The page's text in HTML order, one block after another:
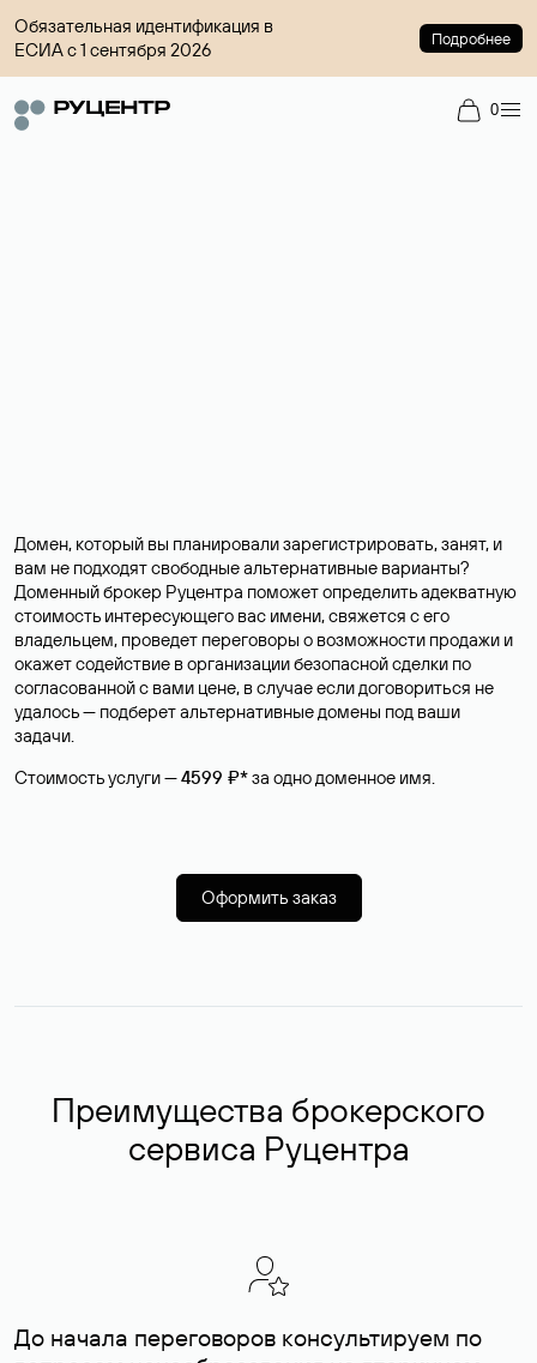
Обязательная идентификация в
ЕСИА с 1 сентября 2026
Подробнее
0
Домен, который вы планировали зарегистрировать, занят, и
вам не подходят свободные альтернативные варианты?
Доменный брокер Руцентра поможет определить адекватную
стоимость интересующего вас имени, свяжется с его
владельцем, проведет переговоры о возможности продажи и
окажет содействие в организации безопасной сделки по
согласованной с вами цене, в случае если договориться не
удалось — подберет альтернативные домены под ваши
задачи.
Стоимость услуги —4599 ₽*за одно доменное имя.
Оформить заказ
Преимущества брокерского
сервиса Руцентра
До начала переговоров консультируем по